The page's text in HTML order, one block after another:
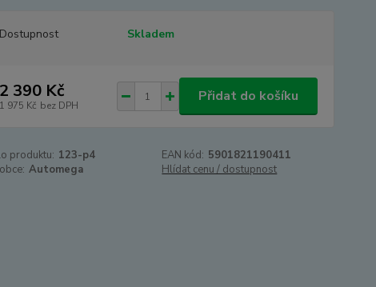
Dostupnost Skladem
2 390 Kč
1 975 Kč bez DPH
Přidat do košíku
produktu: 123-p4 EAN kód: 5901821190411
Automega Hlídat cenu / dostupnost